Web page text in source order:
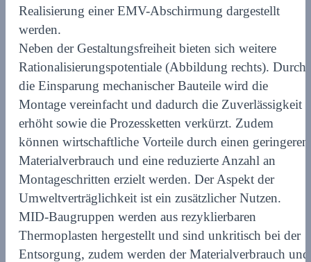
Realisierung einer EMV-Abschirmung dargestellt
werden.
Neben der Gestaltungsfreiheit bieten sich weitere
Rationalisierungspotentiale (Abbildung rechts). Durch
die Einsparung mechanischer Bauteile wird die
Montage vereinfacht und dadurch die Zuverlässigkeit
erhöht sowie die Prozessketten verkürzt. Zudem
können wirtschaftliche Vorteile durch einen geringeren
Materialverbrauch und eine reduzierte Anzahl an
Montageschritten erzielt werden. Der Aspekt der
Umweltverträglichkeit ist ein zusätzlicher Nutzen.
MID-Baugruppen werden aus rezyklierbaren
Thermoplasten hergestellt und sind unkritisch bei der
Entsorgung, zudem werden der Materialverbrauch und